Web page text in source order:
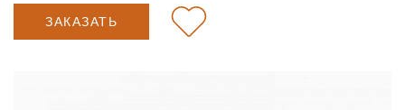
ЗАКАЗАТЬ